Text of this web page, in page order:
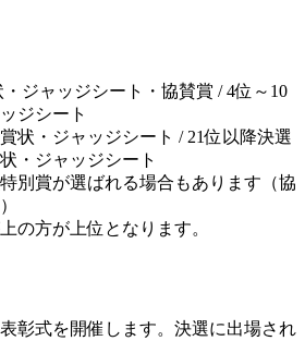
ジャッジシート・協賛賞 / 4位～10
ジシート
状・ジャッジシート / 21位以降決選
・ジャッジシート
別賞が選ばれる場合もあります（協
の方が上位となります。
彰式を開催します。決選に出場され